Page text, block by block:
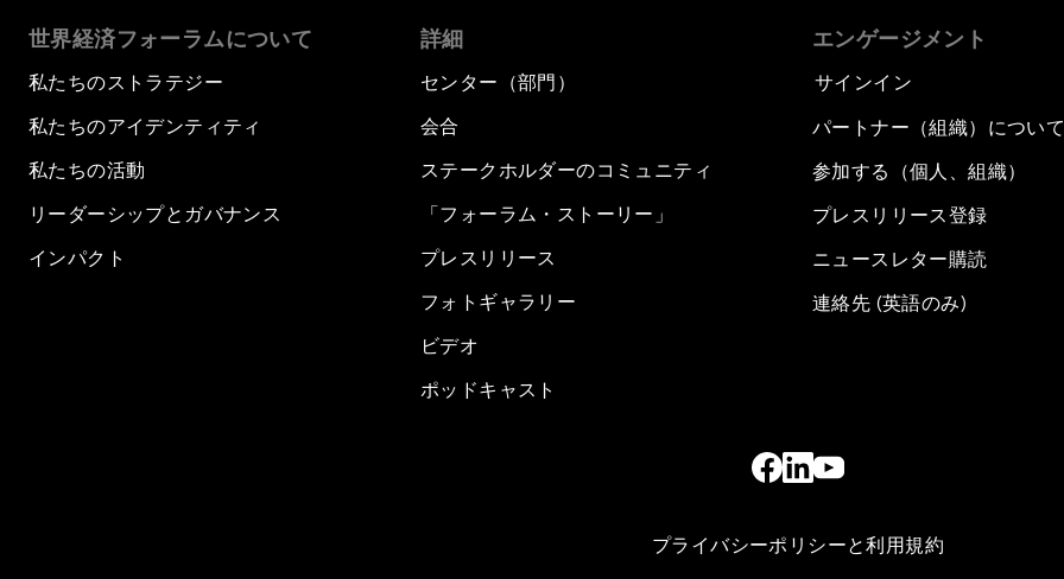
世界経済フォーラムについて
私たちのストラテジー
私たちのアイデンティティ
私たちの活動
リーダーシップとガバナンス
インパクト
詳細
センター（部門）
会合
ステークホルダーのコミュニティ
「フォーラム・ストーリー」
プレスリリース
フォトギャラリー
ビデオ
ポッドキャスト
エンゲージメント
サインイン
パートナー（組織）につい
参加する（個人、組織）
プレスリリース登録
ニュースレター購読
連絡先 (英語のみ)
プライバシーポリシーと利用規約